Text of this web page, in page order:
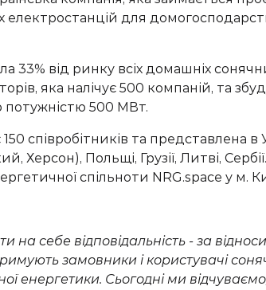
для домогосподарств
33% від ринку всіх домашніх
, яка налічує 500 компаній, та
потужністю 500 МВт.
співробітників та представлена в
Херсон), Польщі, Грузії, Литві, Сербії.
спільноти NRG.space у м.
на себе відповідальність- за
замовники і користувачі
енергетики. Сьогодніми